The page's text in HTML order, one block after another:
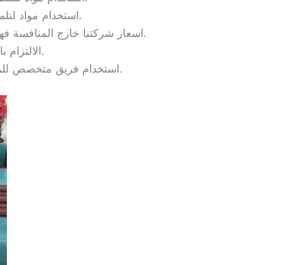
استخدام مواد لتلميع الأثاث والزجاج والأرضيات ومعطرات من أحسن الأنواع المتواجدة في الأسواق.
اسعار شركتنا خارج المنافسة فهي تقوم بتقديم الخدمات بأفضل الأسعار على مستوى شركات التنظيف وبنتائج فعالة مئة بالمئة.
الالتزام بالمواعيد مع سرعة الاستجابة للحجوزات وإتقان العمل ومصداقية التعامل.
استخدام فريق متخصص للمعاينة قبل تنفيذ الخدمة والاتفاق على الأسعار والتخطيط الكلي لخطوات واحتياجات العمل.